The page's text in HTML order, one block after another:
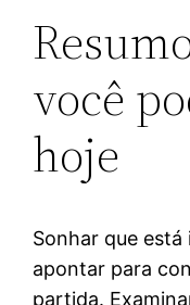
você
hoje
Sonhar que
apontar para
partida.